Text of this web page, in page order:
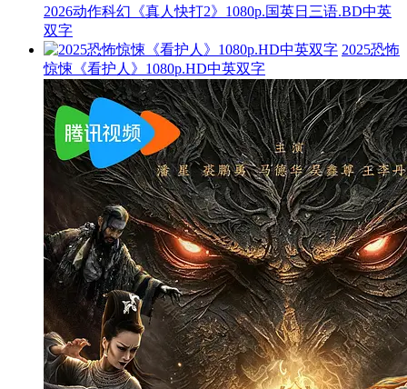
2026动作科幻《真人快打2》1080p.国英日三语.BD中英
双字
2025恐怖
惊悚《看护人》1080p.HD中英双字